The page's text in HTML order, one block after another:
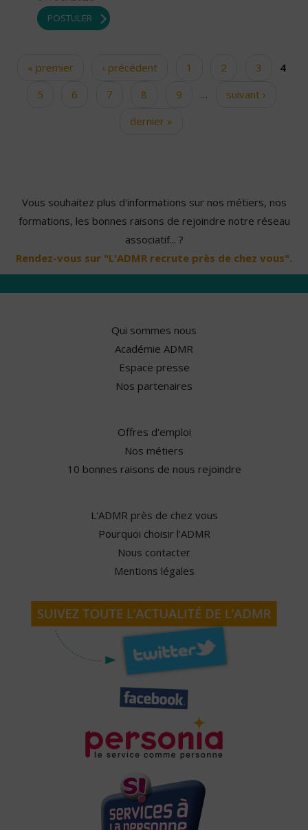
POSTULER
Pages« premier ‹ précédent 1 2 3
4
5
6 7 8 9 …
suivant ›
dernier »
Vous souhaitez plus d'informations sur nos métiers, nos
formations, les bonnes raisons de rejoindre notre réseau
associatif... ?
Rendez-vous sur "L'ADMR recrute près de chez vous".
Qui sommes nous
Académie ADMR
Espace presse
Nos partenaires
Offres d'emploi
Nos métiers
10 bonnes raisons de nous rejoindre
L'ADMR près de chez vous
Pourquoi choisir l'ADMR
Nous contacter
Mentions légales